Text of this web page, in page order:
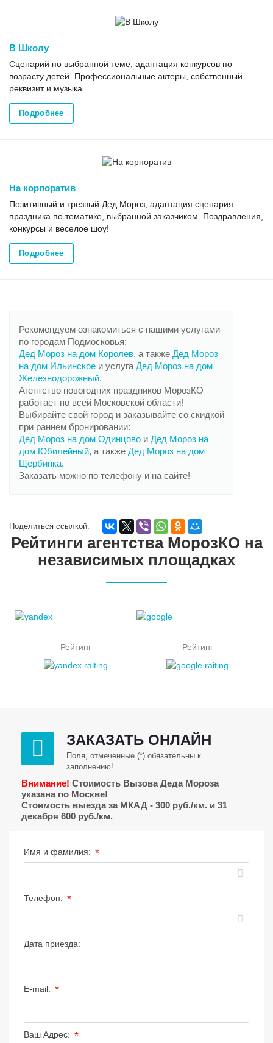
В Школу
Сценарий по выбранной теме, адаптация конкурсов по
возрасту детей. Профессиональные актеры, собственный
реквизит и музыка.
Подробнее
На корпоратив
Позитивный и трезвый Дед Мороз, адаптация сценария
праздника по тематике, выбранной заказчиком. Поздравления,
конкурсы и веселое шоу!
Подробнее
Рекомендуем ознакомиться с нашими услугами
по городам Подмосковья:
Дед Мороз на дом Королев, а также Дед Мороз
на дом Ильинское и услугаДед Мороз на дом
Железнодорожный.
Агентство новогодних праздников МорозКО
работает по всей Московской области!
Выбирайте свой город и заказывайте со скидкой
при раннем бронировании:
Дед Мороз на дом Одинцово и Дед Мороз на
дом Юбилейный, а также Дед Мороз на дом
Щербинка.
Заказать можно по телефону и на сайте!
Поделиться ссылкой:
Рейтинги агентства МорозКО на
независимых площадках
Рейтинг Рейтинг
ЗАКАЗАТЬ ОНЛАЙН
Поля, отмеченные (*) обязательны к
заполнению!
Внимание! Стоимость Вызова Деда Мороза
указана по Москве!
Стоимость выезда за МКАД - 300 руб./км. и 31
декабря 600 руб./км.
Имя и фамилия: *
Телефон: *
Дата приезда:
E-mail: *
Ваш Адрес: *